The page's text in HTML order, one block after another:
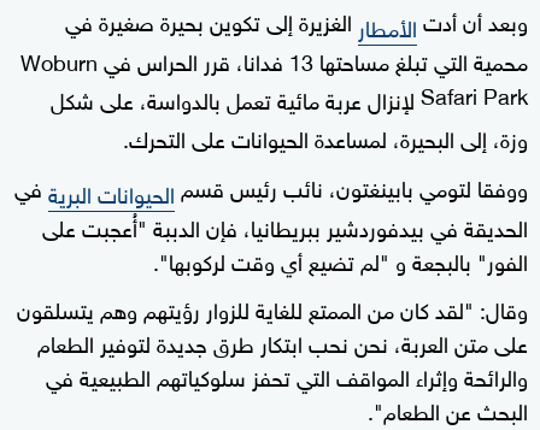
وبعد أن أدتالأمطار الغزيرة إلى تكوين بحيرة صغيرة في
محمية التي تبلغ مساحتها 13 فدانا، قرر الحراس في Woburn
Safari Parkلإنزال عربة مائية تعمل بالدواسة، على شكل
وزة، إلى البحيرة، لمساعدة الحيوانات على التحرك.
ووفقا لتومي بابينغتون، نائب رئيس قسم الحيوانات البريةفي
الحديقة في بيدفوردشير ببريطانيا، فإن الدببة "أُعجبت على
الفور" بالبجعة و "لم تضيع أي وقت لركوبها".
وقال: "لقد كان من الممتع للغاية للزوار رؤيتهم وهم يتسلقون
على متن العربة، نحن نحب ابتكار طرق جديدة لتوفير الطعام
والرائحة وإثراء المواقف التي تحفز سلوكياتهم الطبيعية في
البحث عن الطعام".